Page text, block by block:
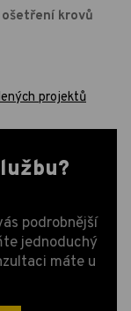
krovů
projektů
podrobnější
jednoduchý
máte u